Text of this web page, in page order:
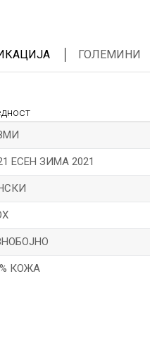
ГОЛЕМИНИ
ЕСЕН ЗИМА 2021
КОЖА